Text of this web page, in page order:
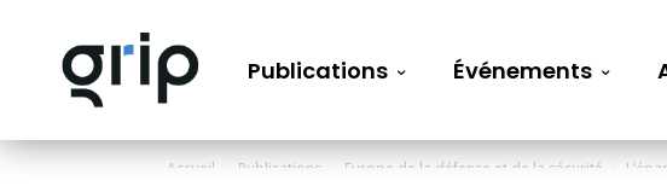
Publications Événements
Accueil Publications Europe de la défense et de la sécurité